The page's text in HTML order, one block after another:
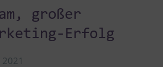
großer
Erfolg